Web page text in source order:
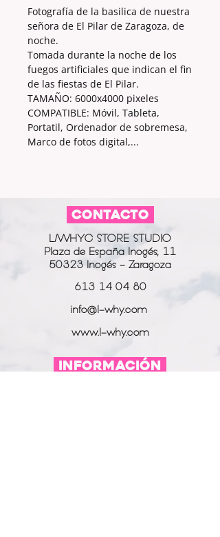
Fotografía de la basilica de nuestra
señora de El Pilar de Zaragoza, de
noche.
Tomada durante la noche de los
fuegos artificiales que indican el fin
de las fiestas de El Pilar.
TAMAÑO: 6000x4000 pixeles
COMPATIBLE: Móvil, Tableta,
Portatil, Ordenador de sobremesa,
Marco de fotos digital,...
CONTACTO
L/WHYC STORE STUDIO
Plaza de España Inogés, 11
50323 Inogés - Zaragoza
613 14 04 80
info@l-why.com
www.l-why.com
información